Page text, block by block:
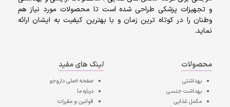
و تجهیزات پزشکی طراحی شده است تا محصولات مورد نیاز هم
وطنان را در کوتاه ترین زمان و با بهترین کیفیت به ایشان ارائه
نماید.
محصولات
بهداشتی
بهداشت جنسی
مکمل غذایی
لینک های مفید
صفحه اصلیداروجو
درباره ما
قوانین و مقررات